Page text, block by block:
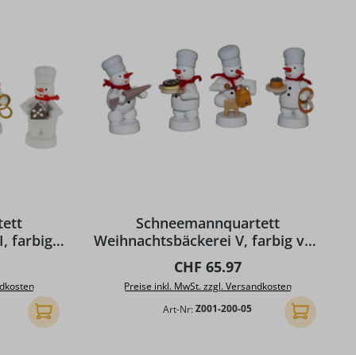
farbig
In den Warenkorb
Schneemannquartett
Weihnachtsbäckerei V, farbig von
Ralf Zenker
Regulärer Preis:
CHF 65.97
Preise inkl. MwSt. zzgl. Versandkosten
Art-Nr:Z001-200-05 In den